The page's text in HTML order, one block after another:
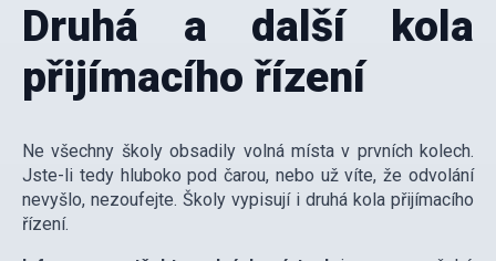
Druhá a další kola
přijímacího řízení
Ne všechny školy obsadily volná místa v prvních kolech.
Jste-li tedy hluboko pod čarou, nebo už víte, že odvolání
nevyšlo, nezoufejte. Školy vypisují i druhá kola přijímacího
řízení.